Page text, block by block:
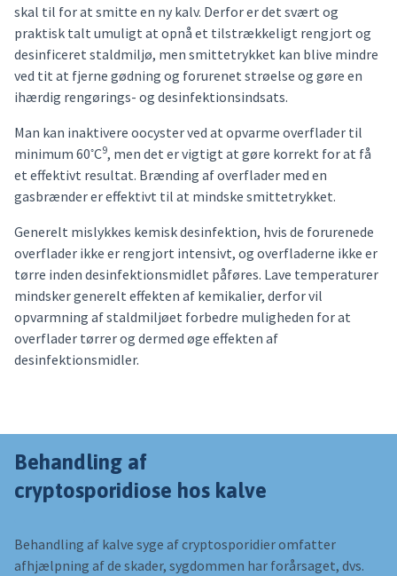
skal til for at smitte en ny kalv. Derfor er det svært og
praktisk talt umuligt at opnå et tilstrækkeligt rengjort og
desinficeret staldmiljø, men smittetrykket kan blive mindre
ved tit at fjerne gødning og forurenet strøelse og gøre en
ihærdig rengørings- og desinfektionsindsats.
Man kan inaktivere oocyster ved at opvarme overflader til
minimum 60◦C9, men det er vigtigt at gøre korrekt for at få
et effektivt resultat. Brænding af overflader med en
gasbrænder er effektivt til at mindske smittetrykket.
Generelt mislykkes kemisk desinfektion, hvis de forurenede
overflader ikke er rengjort intensivt, og overfladerne ikke er
tørre inden desinfektionsmidlet påføres. Lave temperaturer
mindsker generelt effekten af kemikalier, derfor vil
opvarmning af staldmiljøet forbedre muligheden for at
overflader tørrer og dermed øge effekten af
desinfektionsmidler.
Behandling af
cryptosporidiose hos kalve
Behandling af kalve syge af cryptosporidier omfatter
afhjælpning af de skader, sygdommen har forårsaget, dvs.